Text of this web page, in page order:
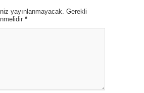
yayınlanmayacak. Gerekli
*